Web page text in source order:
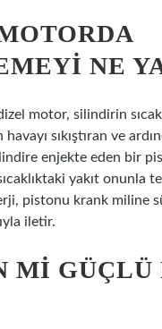
NE
motor, silindirin
sıkıştıran ve
enjekte eden bir
yakıt onunla
pistonu krank miline
iletir.
MI GÜÇLÜ